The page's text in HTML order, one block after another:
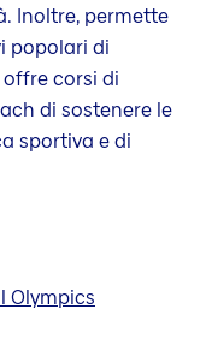
Inoltre, permette
popolari di
corsi di
di sostenere le
sportiva e di
Olympics